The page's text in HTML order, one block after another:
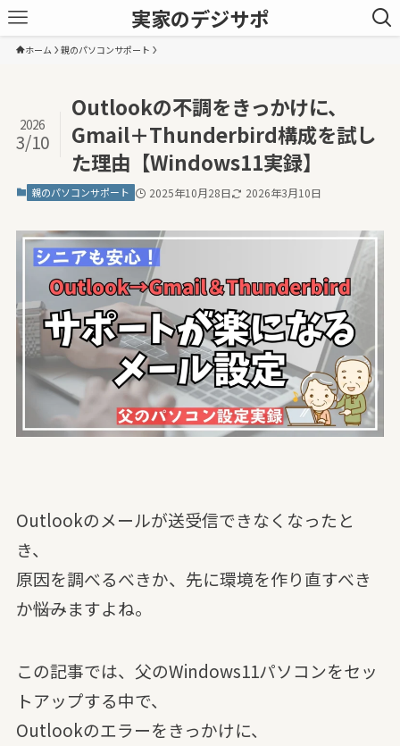
実家のデジサポ
ホーム 親のパソコンサポート
Outlookの不調をきっかけに、
Gmail＋Thunderbird構成を試し
た理由【Windows11実録】
2026
3/10
親のパソコンサポート 2025年10月28日 2026年3月10日
Outlookのメールが送受信できなくなったと
き、
原因を調べるべきか、先に環境を作り直すべき
か――悩みますよね。
この記事では、父のWindows11パソコンをセッ
トアップする中で、
Outlookのエラーをきっかけに、